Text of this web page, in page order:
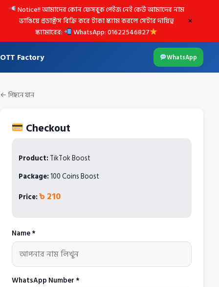
Notice!! আমাদের কোন ফেসবুক পেইজ নেই কেউ আমাদের নাম
ভাঙিয়ে প্রডাক্টস বিক্রি করে টাকা স্ক্যাম করলে সেটার দায়িত্ব
স্ক্যামারের:
WhatsApp: 01622546827
×
OTT Factory WhatsApp
← পিছনে যান
Checkout
Product:TikTok Boost
Package:100 Coins Boost
Price:৳ 210
Name *
WhatsApp Number *